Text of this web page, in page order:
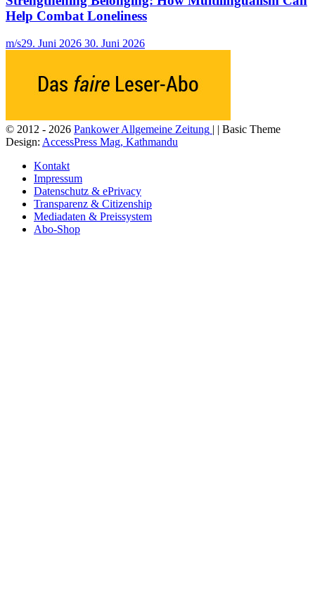
Help Combat Loneliness
m/s29. Juni 2026 30. Juni 2026
© 2012 - 2026 Pankower Allgemeine Zeitung | | Basic Theme
Design: AccessPress Mag, Kathmandu
Kontakt
Impressum
Datenschutz & ePrivacy
Transparenz & Citizenship
Mediadaten & Preissystem
Abo-Shop